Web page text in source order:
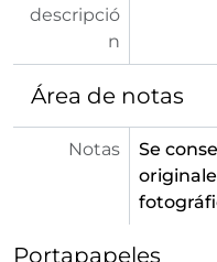
[Serie] 99 -
[Serie] 100
[Serie] 101 -
[Serie] 102
[Serie] 104
[Serie] 105
[Serie] 106
[Serie] 107
[Serie] 108
descripció
n
Área de notas
Notas
Se
Portapapeles